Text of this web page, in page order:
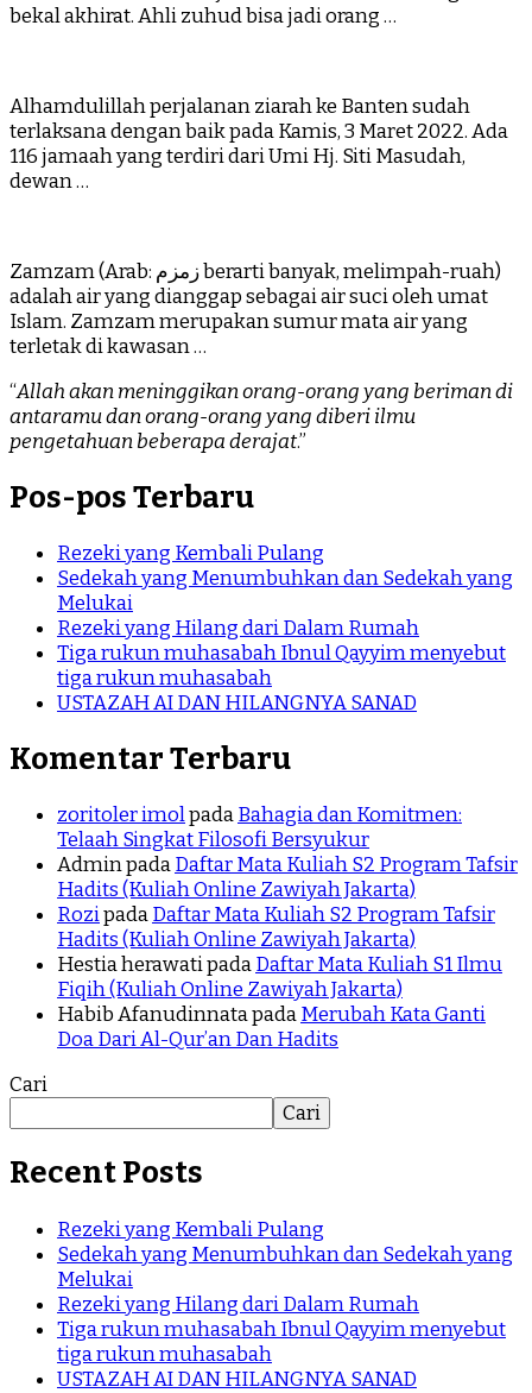
bekal akhirat. Ahli zuhud bisa jadi orang …
Alhamdulillah perjalanan ziarah ke Banten sudah
terlaksana dengan baik pada Kamis, 3 Maret 2022. Ada
116 jamaah yang terdiri dari Umi Hj. Siti Masudah,
dewan …
Zamzam (Arab: زمزم‎ berarti banyak, melimpah-ruah)
adalah air yang dianggap sebagai air suci oleh umat
Islam. Zamzam merupakan sumur mata air yang
terletak di kawasan …
“Allah akan meninggikan orang-orang yang beriman di
antaramu dan orang-orang yang diberi ilmu
pengetahuan beberapa derajat.”
Pos-pos Terbaru
Rezeki yang Kembali Pulang
Sedekah yang Menumbuhkan dan Sedekah yang
Melukai
Rezeki yang Hilang dari Dalam Rumah
Tiga rukun muhasabah Ibnul Qayyim menyebut
tiga rukun muhasabah
USTAZAH AI DAN HILANGNYA SANAD
Komentar Terbaru
zoritoler imolpadaBahagia dan Komitmen:
Telaah Singkat Filosofi Bersyukur
AdminpadaDaftar Mata Kuliah S2 Program Tafsir
Hadits (Kuliah Online Zawiyah Jakarta)
RozipadaDaftar Mata Kuliah S2 Program Tafsir
Hadits (Kuliah Online Zawiyah Jakarta)
Hestia herawatipadaDaftar Mata Kuliah S1 Ilmu
Fiqih (Kuliah Online Zawiyah Jakarta)
Habib AfanudinnatapadaMerubah Kata Ganti
Doa Dari Al-Qur’an Dan Hadits
Cari
Cari
Recent Posts
Rezeki yang Kembali Pulang
Sedekah yang Menumbuhkan dan Sedekah yang
Melukai
Rezeki yang Hilang dari Dalam Rumah
Tiga rukun muhasabah Ibnul Qayyim menyebut
tiga rukun muhasabah
USTAZAH AI DAN HILANGNYA SANAD